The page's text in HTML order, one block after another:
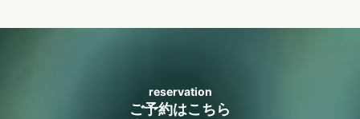
reservation
ご予約はこちら